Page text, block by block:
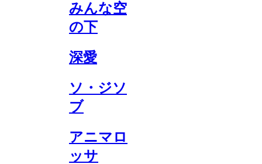
みんな空
の下
深愛
ソ・ジソ
ブ
アニマロ
ッサ